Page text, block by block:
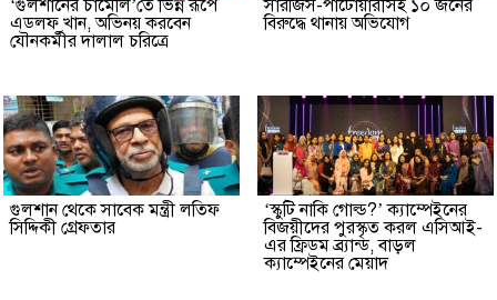
‘গুলশানের চামেলি’তে ভিন্ন রূপে
এডলফ খান, অভিনয় করবেন
যৌনকর্মীর দালাল চরিত্রে
সারজিস-পাটোয়ারীসহ ১০ জনের
বিরুদ্ধে থানায় অভিযোগ
গুলশান থেকে সাবেক মন্ত্রী লতিফ
সিদ্দিকী গ্রেফতার
‘স্কুটি নাকি গোল্ড?’ ক্যাম্পেইনের
বিজয়ীদের পুরস্কৃত করল এসিআই-
এর ফ্রিডম ব্র্যান্ড, বাড়ল
ক্যাম্পেইনের মেয়াদ